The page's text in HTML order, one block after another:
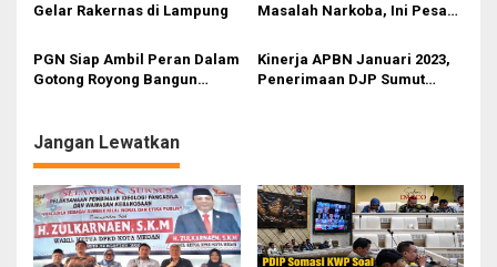
Gelar Rakernas di Lampung
Masalah Narkoba, Ini Pesan
PGN Siap Ambil Peran Dalam
Gotong Royong Bangun
Kinerja APBN Januari 2023,
Penerimaan DJP Sumut
Jangan Lewatkan